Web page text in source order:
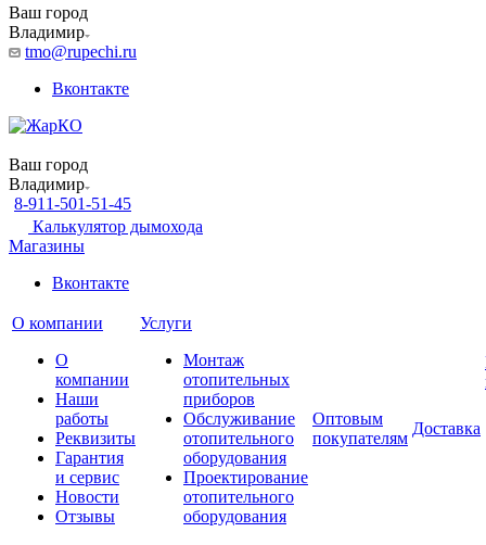
Ваш город
Владимир
tmo@rupechi.ru
Вконтакте
Ваш город
Владимир
8-911-501-51-45
Калькулятор дымохода
Магазины
Вконтакте
О компании
О
компании
Наши
работы
Реквизиты
Гарантия
и сервис
Новости
Отзывы
Услуги
Монтаж
отопительных
приборов
Обслуживание
отопительного
оборудования
Проектирование
отопительного
оборудования
Оптовым
покупателям
Доставка